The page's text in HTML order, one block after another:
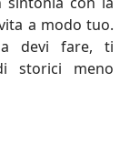
a modo tuo.
devi fare, ti
storici meno